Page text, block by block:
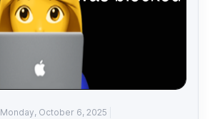
Monday, October 6, 2025